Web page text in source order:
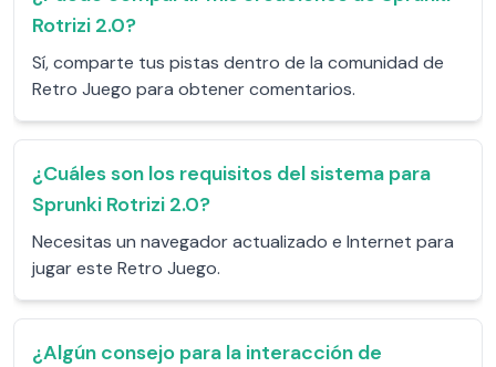
Rotrizi 2.0?
Sí, comparte tus pistas dentro de la comunidad de
Retro Juego para obtener comentarios.
¿Cuáles son los requisitos del sistema para
Sprunki Rotrizi 2.0?
Necesitas un navegador actualizado e Internet para
jugar este Retro Juego.
¿Algún consejo para la interacción de